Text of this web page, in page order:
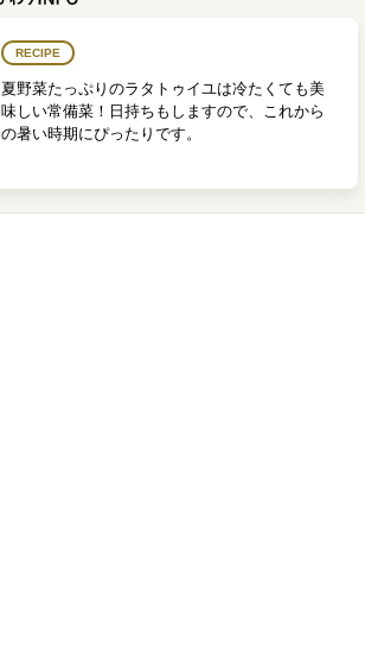
RECIPE
夏野菜たっぷりのラタトゥイユは冷たくても美
味しい常備菜！日持ちもしますので、これから
の暑い時期にぴったりです。